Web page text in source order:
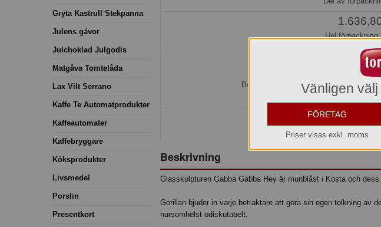
Gryta Kastrull Stekpanna
Julens gåvor
Julchoklad Julgodis
Matgåva Tomtelåda
Lax Vilt Serrano
Kaffe Te Automatprodukter
Kaffeautomater
Kaffebryggare
Köksprodukter
Livsmedel
Porslin
Presentkort
Hel
Hos oss kan du alltid beställa
Beställ idag före kl. 15:00 så beräknar
Transporttid till Dig som
Köp »
Beskrivning
Glasskulpturen Gabba Gabba Hey är munblåst i Kosta och
Gorillan bjuder in varje betraktare att göra sin egen tolkning av
hursomhelst odiskutabelt.
Vänligen
FÖRETAG
Priser visas exkl. moms